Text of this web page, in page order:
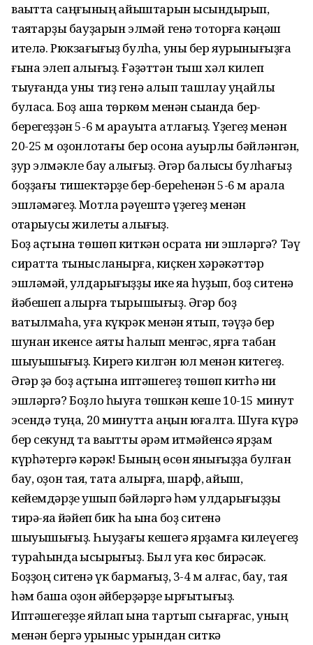
ваҡытта саңғының ҡайыштарын ысҡындырып,
таяҡтарҙы бауҙарын элмәй генә тоторға кәңәш
ителә. Рюкзағығыҙ булһа, уны бер яурынығыҙға
ғына элеп алығыҙ. Ғәҙәттән тыш хәл килеп
тыуғанда уны тиҙ генә алып ташлау уңайлы
буласаҡ. Боҙ аша төркөм менән сыҡҡанда бер-
берегеҙҙән 5-6 м арауыҡта атлағыҙ. Үҙегеҙ менән
20-25 м оҙонлоҡтағы бер осона ауырлыҡ бәйләнгән,
ҙур элмәкле бау алығыҙ. Әгәр балыҡсы булһағыҙ
боҙҙағы тишектәрҙе бер-береһенән 5-6 м арала
эшләмәгеҙ. Мотлаҡ рәүештә үҙегеҙ менән
ҡотҡарыусы жилеты алығыҙ.
Боҙ аҫтына төшөп киткән осраҡта ни эшләргә? Тәү
сиратта тынысланырға, киҫкен хәрәкәттәр
эшләмәй, ҡулдарығыҙҙы ике яҡҡа һуҙып, боҙ ситенә
йәбешеп ҡалырға тырышығыҙ. Әгәр боҙ
ватылмаһа, уға күкрәк менән ятып, тәүҙә бер
шунан икенсе аяҡты һалып менгәс, ярға табан
шыуышығыҙ. Кирегә килгән юл менән китегеҙ.
Әгәр ҙә боҙ аҫтына иптәшегеҙ төшөп китһә ни
эшләргә? Боҙло һыуға төшкән кеше 10-15 минут
эсендә туңа, 20 минутта аңын юғалта. Шуға күрә
бер секунд та ваҡытты әрәм итмәйенсә ярҙам
күрһәтергә кәрәк! Бының өсөн янығыҙҙа булған
бау, оҙон таяҡ, таҡта алырға, шарф, ҡайыш,
кейемдәрҙе ҡушып бәйләргә һәм ҡулдарығыҙҙы
тирә-яҡҡа йәйеп бик һаҡ ҡына боҙ ситенә
шыуышығыҙ. Һыуҙағы кешегә ярҙамға килеүегеҙ
тураһында ҡысҡырығыҙ. Был уға көс бирәсәк.
Боҙҙоң ситенә үк бармағыҙ, 3-4 м ҡалғас, бау, таяҡ
һәм башҡа оҙон әйберҙәрҙе ырғытығыҙ.
Иптәшегеҙҙе яйлап ҡына тартып сығарғас, уның
менән бергә ҡурҡыныс урындан ситкә